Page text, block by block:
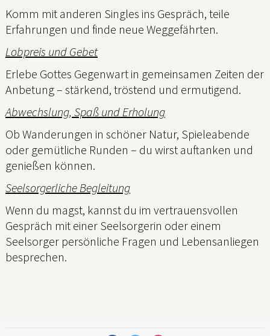
Komm mit anderen Singles ins Gespräch, teile
Erfahrungen und finde neue Weggefährten.
Lobpreis und Gebet
Erlebe Gottes Gegenwart in gemeinsamen Zeiten der
Anbetung – stärkend, tröstend und ermutigend.
Abwechslung, Spaß und Erholung
Ob Wanderungen in schöner Natur, Spieleabende
oder gemütliche Runden – du wirst auftanken und
genießen können.
Seelsorgerliche Begleitung
Wenn du magst, kannst du im vertrauensvollen
Gespräch mit einer Seelsorgerin oder einem
Seelsorger persönliche Fragen und Lebensanliegen
besprechen.